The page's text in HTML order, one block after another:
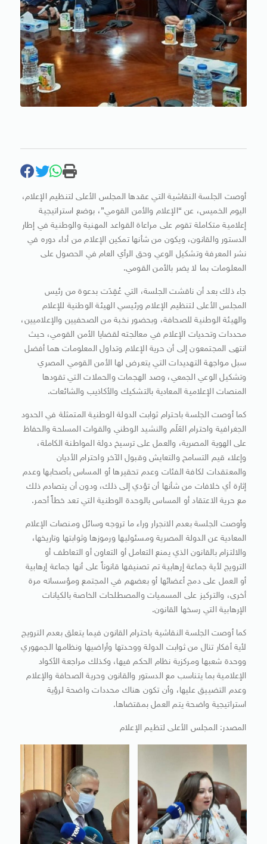
أوصت الجلسة النقاشية التي عقدها المجلس الأعلى لتنظيم الإعلام،
اليوم الخميس، عن “الإعلام والأمن القومي”، بوضع استراتيجية
إعلامية متكاملة تقوم على مراعاة القواعد المهنية والوطنية في إطار
الدستور والقانون، ويكون من شأنها تمكين الإعلام من أداء دوره في
نشر المعرفة وتشكيل الوعي وحق الرأي العام في الحصول على
المعلومات بما لا يضر بالأمن القومي.
جاء ذلك بعد أن ناقشت الجلسة، التي عُقِدَت بدعوة من رئيس
المجلس الأعلى لتنظيم الإعلام ورئيسي الهيئة الوطنية للإعلام
والهيئة الوطنية للصحافة، وبحضور نخبة من الصحفيين والإعلاميين،
محددات وتحديات الإعلام في معالجته لقضايا الأمن القومي، حيث
انتهى المجتمعون إلى أن حرية الإعلام وتداول المعلومات هما أفضل
سبل مواجهة التهديدات التي يتعرض لها الأمن القومي المصري
وتشكيل الوعي الجمعي، وصد الهجمات والحملات التي تقودها
المنصات الإعلامية المعادية بالتشكيك والأكاذيب والشائعات.
كما أوصت الجلسة باحترام ثوابت الدولة الوطنية المتمثلة في الحدود
الجغرافية واحترام العَلَم والنشيد الوطني والقوات المسلحة والحفاظ
على الهوية المصرية، والعمل على ترسيخ دولة المواطنة الكاملة،
وإعلاء قيم التسامح والتعايش وقبول الآخر واحترام الأديان
والمعتقدات لكافة الفئات وعدم تحقيرها أو المساس بأصحابها وعدم
إثارة أي خلافات من شأنها أن تؤدي إلى ذلك، ودون أن يتصادم ذلك
مع حرية الاعتقاد أو المساس بالوحدة الوطنية التي تعد خطاً أحمر.
وأوصت الجلسة بعدم الانجرار وراء ما تروجه وسائل ومنصات الإعلام
المعادية عن الدولة المصرية ومسئوليها ورموزها وثوابتها وتاريخها،
والالتزام بالقانون الذي يمنع التعامل أو التعاون أو التعاطف أو
الترويج لأية جماعة إرهابية تم تصنيفها قانوناً على أنها جماعة إرهابية
أو العمل على دمج أعضائها أو بعضهم في المجتمع ومؤسساته مرة
أخرى، والتركيز على المسميات والمصطلحات الخاصة بالكيانات
الإرهابية التي رسخها القانون.
كما أوصت الجلسة النقاشية باحترام القانون فيما يتعلق بعدم الترويج
لأية أفكار تنال من ثوابت الدولة ووحدتها وأراضيها ونظامها الجمهوري
ووحدة شعبها ومركزية نظام الحكم فيها، وكذلك مراجعة الأكواد
الإعلامية بما يتناسب مع الدستور والقانون وحرية الصحافة والإعلام
وعدم التضييق عليها، وأن تكون هناك محددات واضحة لرؤية
استراتيجية واضحة يتم العمل بمقتضاها.
المصدر: المجلس الأعلى لتظيم الإعلام